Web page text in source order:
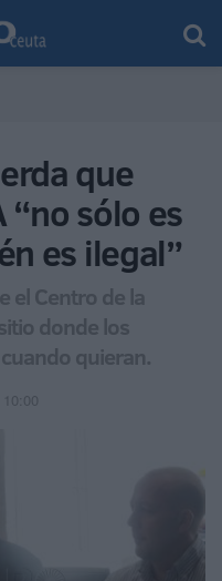
que
“no sólo es
es ilegal”
el Centro de la
donde los
quieran.